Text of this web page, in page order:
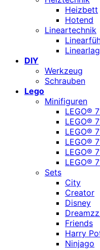
Heizbett
Hotend
Lineartechnik
DIY
Werkzeug
Schrauben
Lego
Minifiguren
LEGO®
LEGO®
LEGO®
LEGO®
LEGO®
LEGO®
Sets
City
Creator
Disney
Friends
Harry
Ninjago